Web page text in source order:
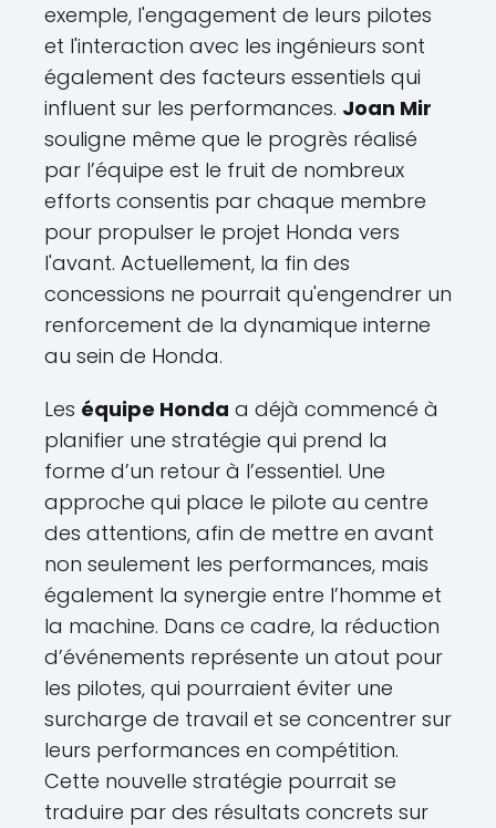
exemple, l'engagement de leurs pilotes
et l'interaction avec les ingénieurs sont
également des facteurs essentiels qui
influent sur les performances. Joan Mir
souligne même que le progrès réalisé
par l’équipe est le fruit de nombreux
efforts consentis par chaque membre
pour propulser le projet Honda vers
l'avant. Actuellement, la fin des
concessions ne pourrait qu'engendrer un
renforcement de la dynamique interne
au sein de Honda.
Les équipe Honda a déjà commencé à
planifier une stratégie qui prend la
forme d’un retour à l’essentiel. Une
approche qui place le pilote au centre
des attentions, afin de mettre en avant
non seulement les performances, mais
également la synergie entre l’homme et
la machine. Dans ce cadre, la réduction
d’événements représente un atout pour
les pilotes, qui pourraient éviter une
surcharge de travail et se concentrer sur
leurs performances en compétition.
Cette nouvelle stratégie pourrait se
traduire par des résultats concrets sur